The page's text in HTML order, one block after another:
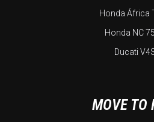
Honda África
Honda NC
Ducati
MOVE TO